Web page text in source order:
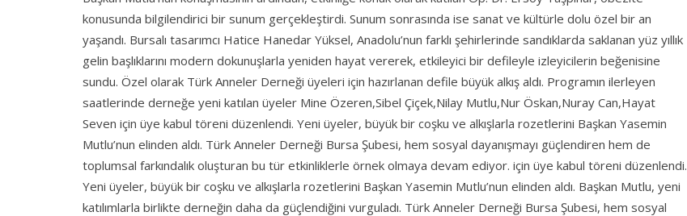
konusunda bilgilendirici bir sunum gerçekleştirdi. Sunum sonrasında ise sanat ve kültürle dolu özel bir an
yaşandı. Bursalı tasarımcı Hatice Hanedar Yüksel, Anadolu’nun farklı şehirlerinde sandıklarda saklanan yüz yıllık
gelin başlıklarını modern dokunuşlarla yeniden hayat vererek, etkileyici bir defileyle izleyicilerin beğenisine
sundu. Özel olarak Türk Anneler Derneği üyeleri için hazırlanan defile büyük alkış aldı. Programın ilerleyen
saatlerinde derneğe yeni katılan üyeler Mine Özeren,Sibel Çiçek,Nilay Mutlu,Nur Öskan,Nuray Can,Hayat
Seven için üye kabul töreni düzenlendi. Yeni üyeler, büyük bir coşku ve alkışlarla rozetlerini Başkan Yasemin
Mutlu’nun elinden aldı. Türk Anneler Derneği Bursa Şubesi, hem sosyal dayanışmayı güçlendiren hem de
toplumsal farkındalık oluşturan bu tür etkinliklerle örnek olmaya devam ediyor. için üye kabul töreni düzenlendi.
Yeni üyeler, büyük bir coşku ve alkışlarla rozetlerini Başkan Yasemin Mutlu’nun elinden aldı. Başkan Mutlu, yeni
katılımlarla birlikte derneğin daha da güçlendiğini vurguladı. Türk Anneler Derneği Bursa Şubesi, hem sosyal